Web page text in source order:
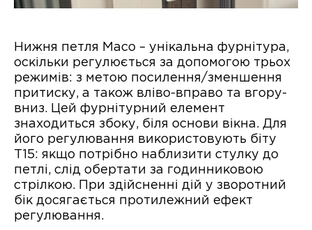
Нижня петля Maco – унікальна фурнітура,
оскільки регулюється за допомогою трьох
режимів: з метою посилення/зменшення
притиску, а також вліво-вправо та вгору-
вниз. Цей фурнітурний елемент
знаходиться збоку, біля основи вікна. Для
його регулювання використовують біту
Т15: якщо потрібно наблизити стулку до
петлі, слід обертати за годинниковою
стрілкою. При здійсненні дій у зворотний
бік досягається протилежний ефект
регулювання.